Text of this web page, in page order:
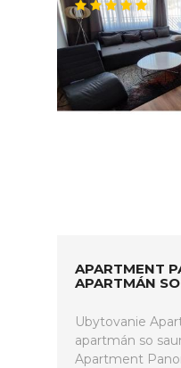
APARTMENT
APARTMÁN
Ubytovanie
apartmán so
Apartment